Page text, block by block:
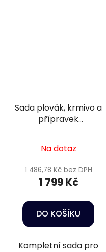
Sada plovák, krmivo a
přípravek
Na dotaz
1 486,78 Kč bez DPH
1 799 Kč
DO KOŠÍKU
Kompletní sada pro